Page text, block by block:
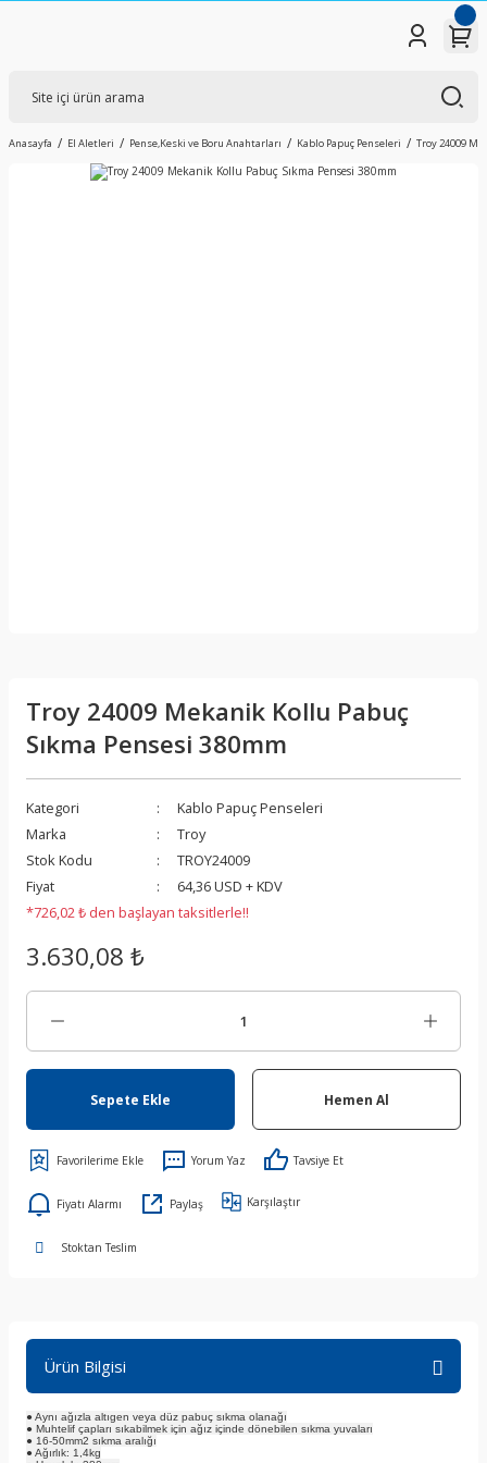
Anasayfa El Aletleri Pense,Keski ve Boru Anahtarları Kablo Papuç Penseleri Troy 24009
Troy 24009 Mekanik Kollu Pabuç
Sıkma Pensesi 380mm
Kategori
Kablo Papuç Penseleri
Marka
Troy
Stok Kodu
TROY24009
Fiyat
64,36 USD + KDV
*726,02 ₺ den başlayan taksitlerle!!
3.630,08 ₺
Sepete Ekle Hemen Al
Yorum Yaz Tavsiye Et
Fiyatı Alarmı Paylaş Karşılaştır
Stoktan Teslim
Ürün Bilgisi
● Aynı ağızla altıgen veya düz pabuç sıkma olanağı
● Muhtelif çapları sıkabilmek için ağız içinde dönebilen sıkma yuvaları
● 16-50mm2 sıkma aralığı
● Ağırlık: 1,4kg